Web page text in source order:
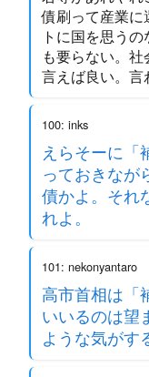
債刷って産業
トに国を思う
も要らない。
言えば良い。言
100: inks
えらそーに「
っておきなが
債かよ。それ
れよ。
101: nekonyantaro
高市首相は「
いいるのは望
ような気がす